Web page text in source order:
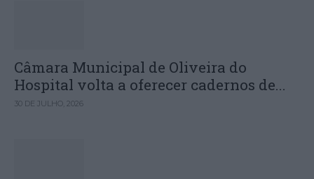
Câmara Municipal de Oliveira do
Hospital volta a oferecer cadernos de...
30 DE JULHO, 2026